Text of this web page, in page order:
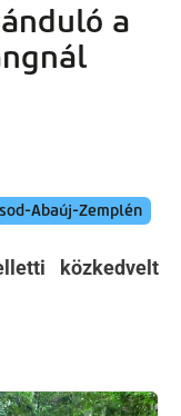
a
Abaúj-Zemplén
közkedvelt
window
a new window